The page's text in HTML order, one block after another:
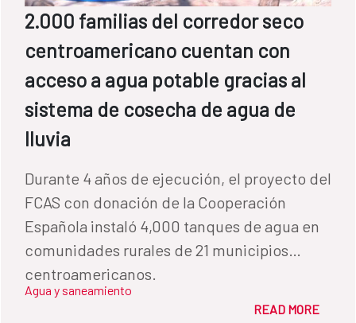
2.000 familias del corredor seco
centroamericano cuentan con
acceso a agua potable gracias al
sistema de cosecha de agua de
lluvia
Durante 4 años de ejecución, el proyecto del
FCAS con donación de la Cooperación
Española instaló 4,000 tanques de agua en
comunidades rurales de 21 municipios
centroamericanos.
Agua y saneamiento
READ MORE